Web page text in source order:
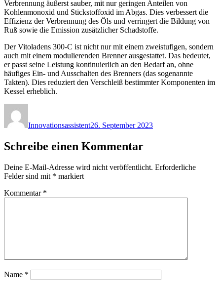
Verbrennung äußerst sauber, mit nur geringen Anteilen von
Kohlenmonoxid und Stickstoffoxid im Abgas. Dies verbessert die
Effizienz der Verbrennung des Öls und verringert die Bildung von
Ruß sowie die Emission zusätzlicher Schadstoffe.
Der Vitoladens 300-C ist nicht nur mit einem zweistufigen, sondern
auch mit einem modulierenden Brenner ausgestattet. Das bedeutet,
er passt seine Leistung kontinuierlich an den Bedarf an, ohne
häufiges Ein- und Ausschalten des Brenners (das sogenannte
Takten). Dies reduziert den Verschleiß bestimmter Komponenten im
Kessel erheblich.
Innovationsassistent26. September 2023
Schreibe einen Kommentar
Deine E-Mail-Adresse wird nicht veröffentlicht. Erforderliche
Felder sind mit * markiert
Kommentar *
Name *